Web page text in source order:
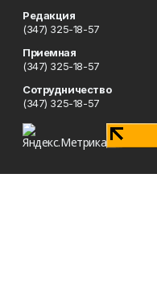
Редакция
(347) 325-18-57
Приемная
(347) 325-18-57
Сотрудничество
(347) 325-18-57